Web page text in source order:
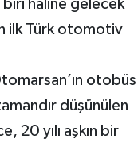
haline gelecek
ilk Türk otomotiv
otobüs
düşünülen
20 yılı aşkın bir